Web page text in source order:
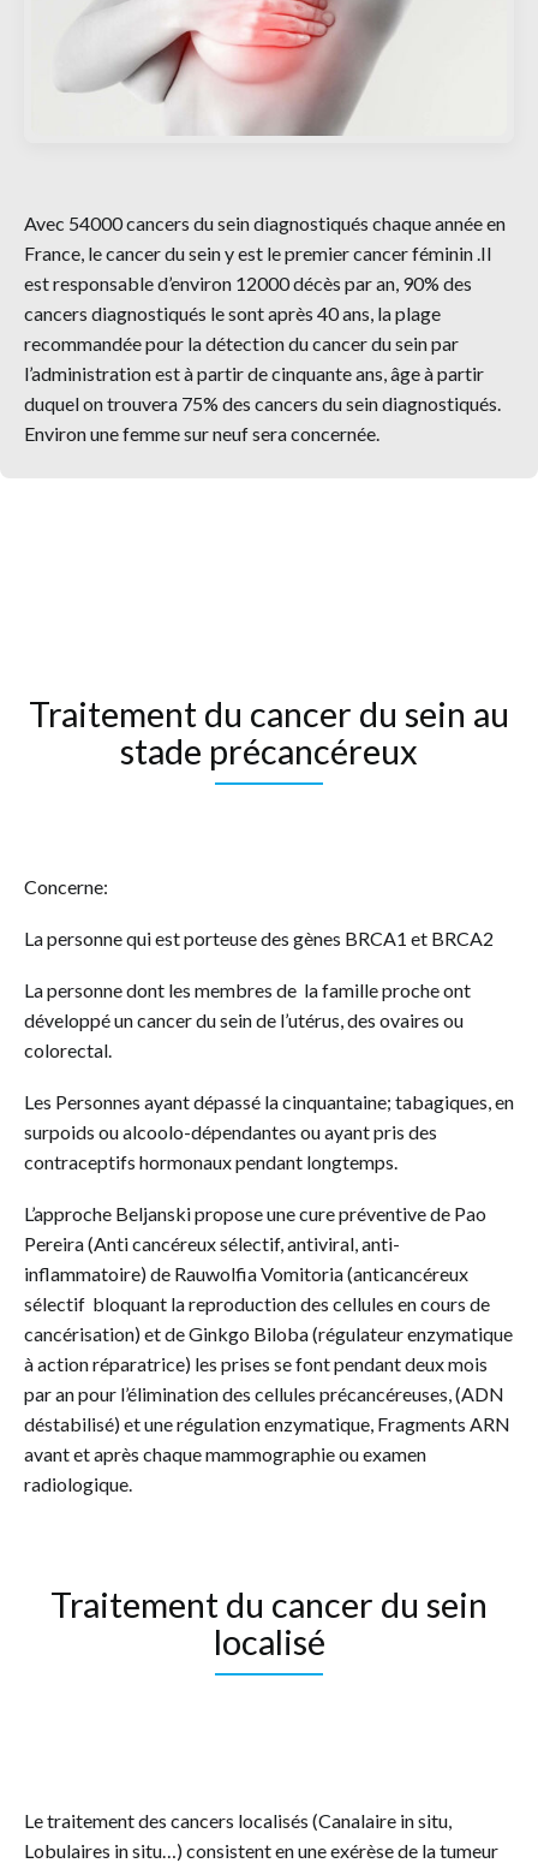
Avec 54000 cancers du sein diagnostiqués chaque année en
France, le cancer du sein y est le premier cancer féminin .Il
est responsable d’environ 12000 décès par an, 90% des
cancers diagnostiqués le sont après 40 ans, la plage
recommandée pour la détection du cancer du sein par
l’administration est à partir de cinquante ans, âge à partir
duquel on trouvera 75% des cancers du sein diagnostiqués.
Environ une femme sur neuf sera concernée.
Traitement du cancer du sein au
stade précancéreux
Concerne:
La personne qui est porteuse des gènes BRCA1 et BRCA2
La personne dont les membres de la famille proche ont
développé un cancer du sein de l’utérus, des ovaires ou
colorectal.
Les Personnes ayant dépassé la cinquantaine; tabagiques, en
surpoids ou alcoolo-dépendantes ou ayant pris des
contraceptifs hormonaux pendant longtemps.
L’approche Beljanski propose une cure préventive de Pao
Pereira (Anti cancéreux sélectif, antiviral, anti-
inflammatoire) de Rauwolfia Vomitoria (anticancéreux
sélectif bloquant la reproduction des cellules en cours de
cancérisation) et de Ginkgo Biloba (régulateur enzymatique
à action réparatrice) les prises se font pendant deux mois
par an pour l’élimination des cellules précancéreuses, (ADN
déstabilisé) et une régulation enzymatique, Fragments ARN
avant et après chaque mammographie ou examen
radiologique.
Traitement du cancer du sein
localisé
Le traitement des cancers localisés (Canalaire in situ,
Lobulaires in situ…) consistent en une exérèse de la tumeur